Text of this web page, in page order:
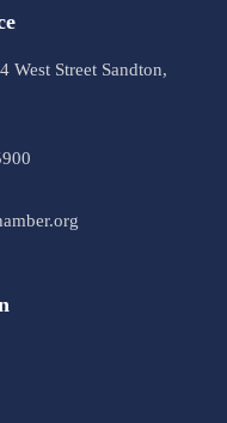
West Street Sandton,